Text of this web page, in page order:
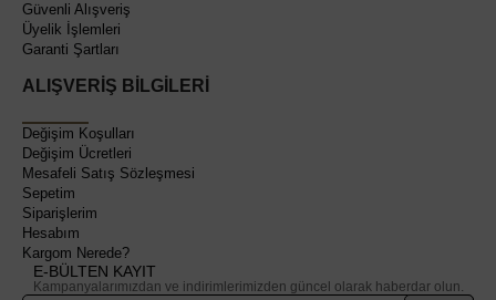
Güvenli Alışveriş
Üyelik İşlemleri
Garanti Şartları
ALIŞVERİŞ BİLGİLERİ
Değişim Koşulları
Değişim Ücretleri
Mesafeli Satış Sözleşmesi
Sepetim
Siparişlerim
Hesabım
Kargom Nerede?
E-BÜLTEN KAYIT
Kampanyalarımızdan ve indirimlerimizden güncel olarak haberdar olun.